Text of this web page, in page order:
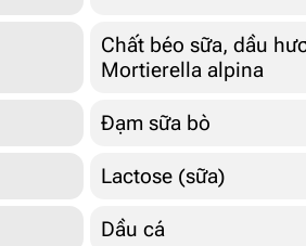
Chất béo sữa, dầu
Mortierella alpina
Đạm sữa bò
Lactose (sữa)
Dầu cá